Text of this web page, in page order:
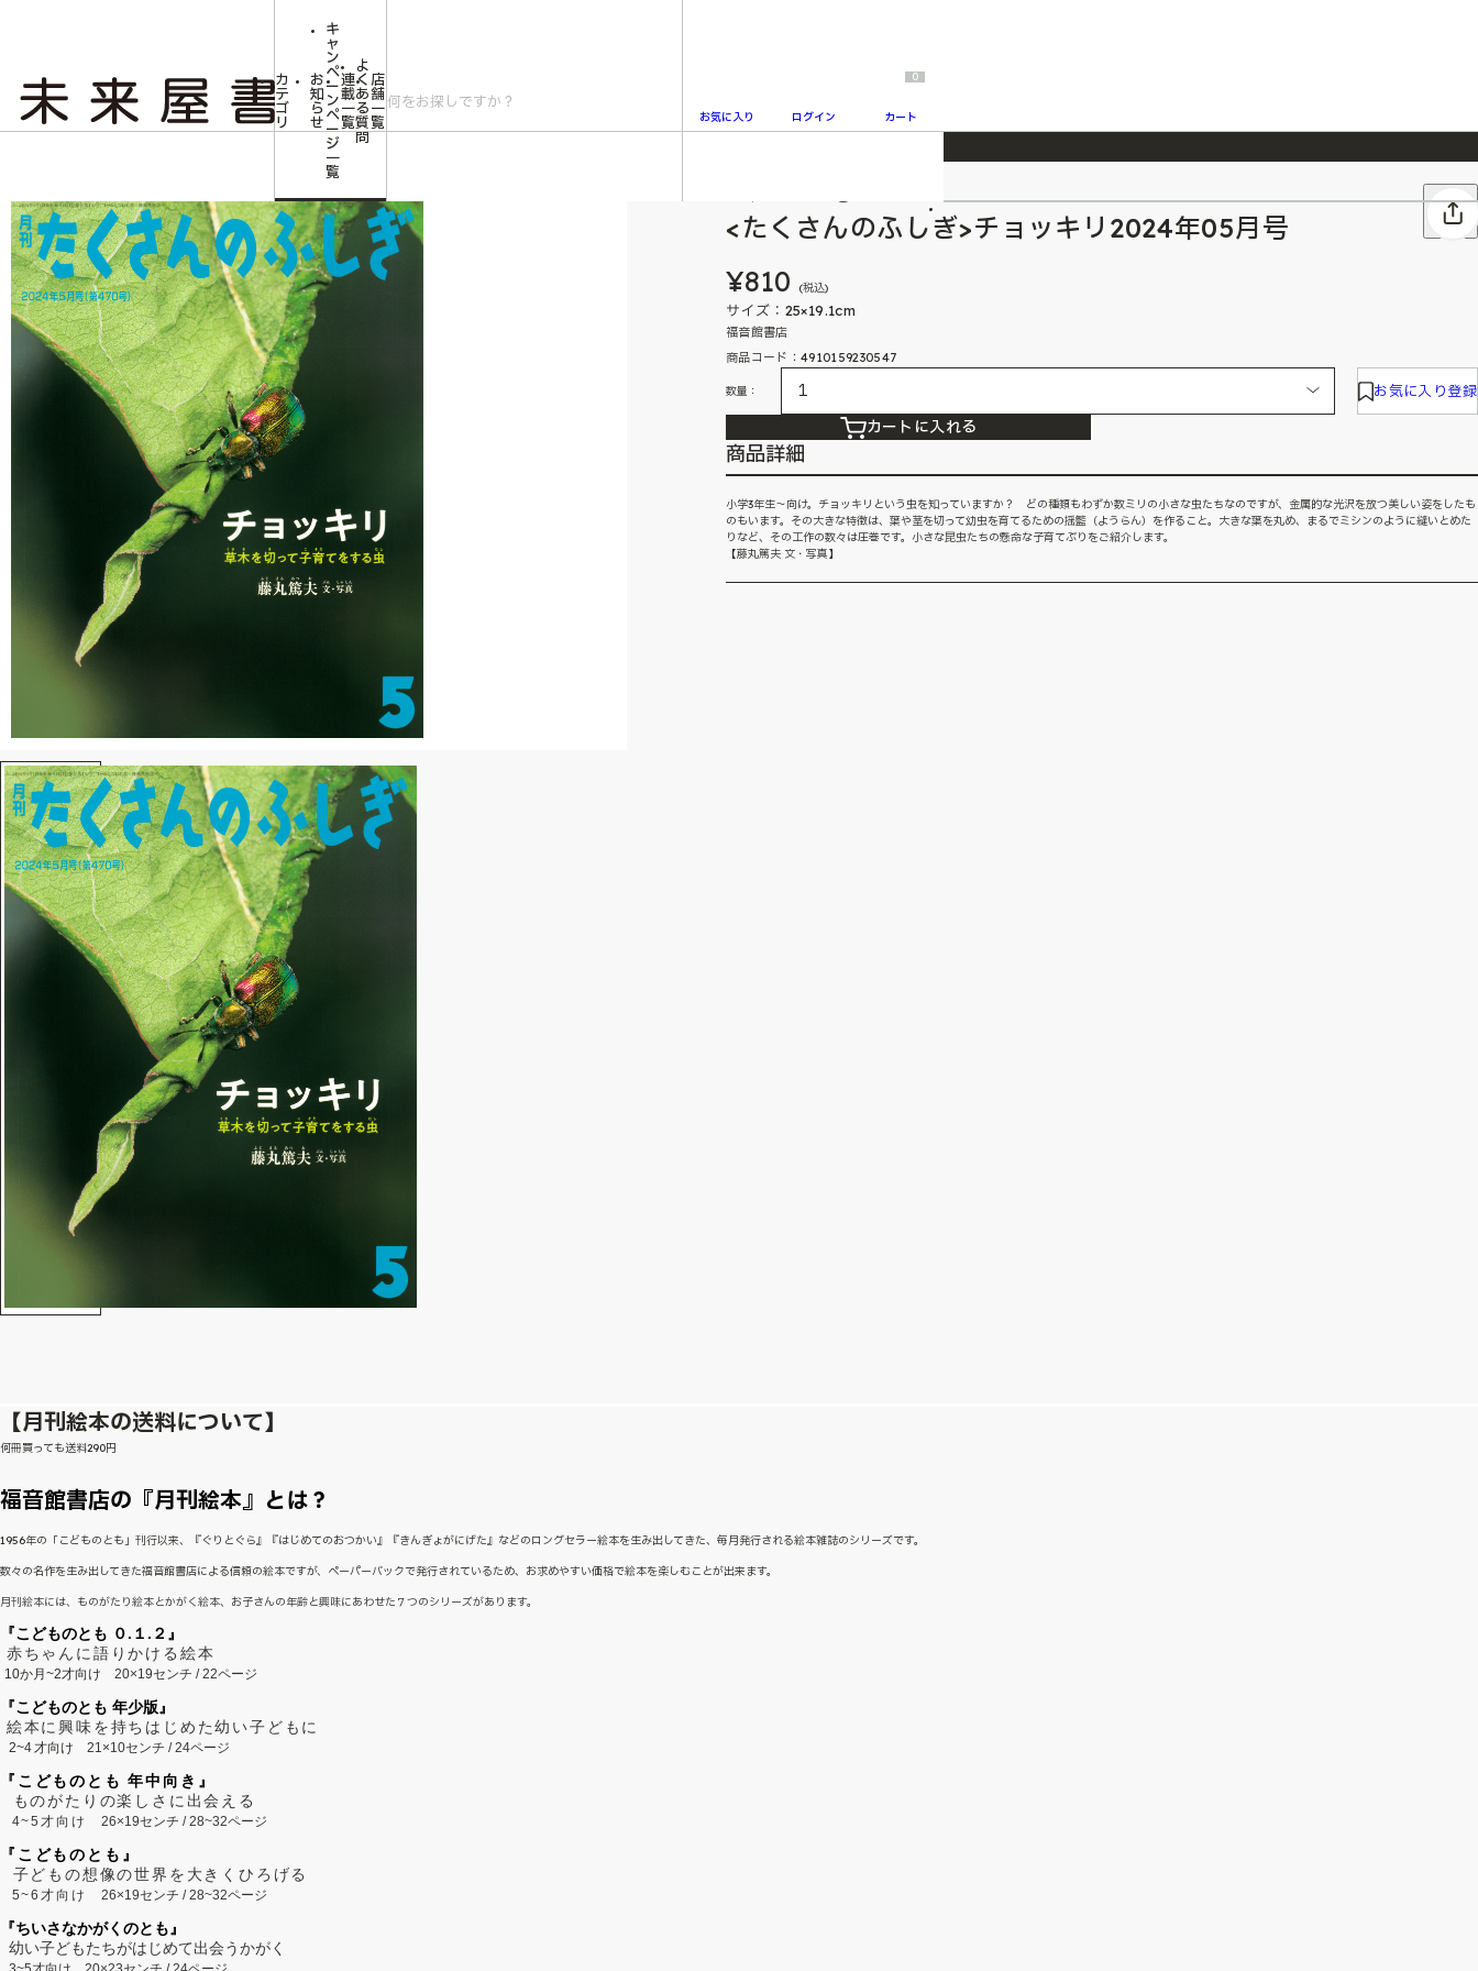
2026/7/23 『ONE PIECE magazine 021 ONE PIECEカード付き同梱版』発売延期のご案内
カ
テ
ゴ
リ
お
知
ら
せ
キ
ャ
ン
ペ
ー
ン
ペ
ー
ジ
一
覧
連
載
一
覧
よ
く
あ
る
質
問
店
舗
一
覧
お気に入り ログイン
0
カート
<たくさんのふしぎ>チョッキリ2024年05月号
<たくさんのふしぎ>チョッキリ2024年05月号
¥810 (税込)
サイズ：25×19.1cm
福音館書店
商品コード：4910159230547
数量： お気に入り登録
カートに入れる
商品詳細
小学3年生〜向け。チョッキリという虫を知っていますか？ どの種類もわずか数ミリの小さな虫たちなのですが、金属的な光沢を放つ美しい姿をしたも
のもいます。その大きな特徴は、葉や茎を切って幼虫を育てるための揺籃（ようらん）を作ること。大きな葉を丸め、まるでミシンのように縫いとめた
りなど、その工作の数々は圧巻です。小さな昆虫たちの懸命な子育てぶりをご紹介します。
【藤丸篤夫 文・写真】
【月刊絵本の送料について】
何冊買っても送料290円
福音館書店の『月刊絵本』とは？
1956年の「こどものとも」刊行以来、『ぐりとぐら』『はじめてのおつかい』『きんぎょがにげた』などのロングセラー絵本を生み出してきた、毎月発行される絵本雑誌のシリーズです。
数々の名作を生み出してきた福音館書店による信頼の絵本ですが、ペーパーバックで発行されているため、お求めやすい価格で絵本を楽しむことが出来ます。
月刊絵本には、ものがたり絵本とかがく絵本、お子さんの年齢と興味にあわせた７つのシリーズがあります。
『こどものとも ０.１.２』
赤ちゃんに語りかける絵本
10か月~2才向け 20×19センチ / 22ページ
『こどものとも 年少版』
絵本に興味を持ちはじめた幼い子どもに
2~4 才向け 21×10センチ / 24ページ
『こどものとも 年中向き』
ものがたりの楽しさに出会える
4~5才向け26×19センチ / 28~32ページ
『こどものとも』
子どもの想像の世界を大きくひろげる
5~6才向け26×19センチ / 28~32ページ
『ちいさなかがくのとも』
幼い子どもたちがはじめて出会うかがく